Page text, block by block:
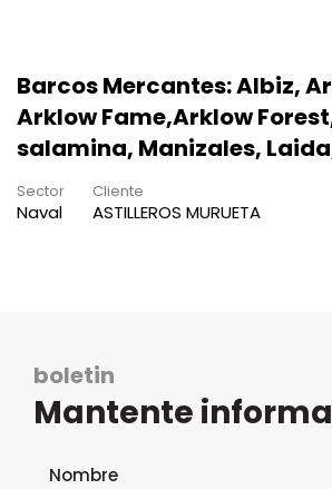
Barcos Mercantes: Albiz,
Arklow Fame,Arklow
salamina, Manizales,
Sector
Naval
Cliente
ASTILLEROS MURUETA
boletin
Mantente
Formulario de suscripción al boletín
Nombre